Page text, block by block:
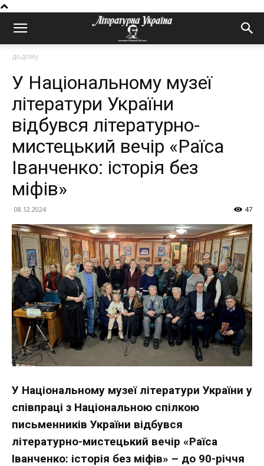
додому
У Національному музеї
літератури України
відбувся літературно-
мистецький вечір «Раїса
Іванченко: історія без
міфів»
08.12.2024 47
У Національному музеї літератури України у
співпраці з Національною спілкою
письменників України відбувся
літературно-мистецький вечір «Раїса
Іванченко: історія без міфів» – до 90-річчя